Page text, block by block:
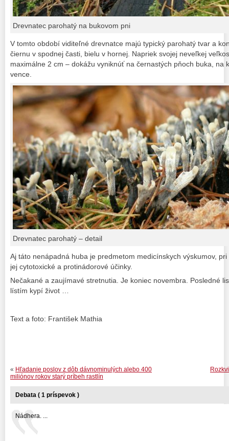
Drevnatec parohatý na bukovom pni
V tomto období viditeľné drevnatce majú typický parohatý tvar a
čiernu v spodnej časti, bielu v hornej. Napriek svojej neveľkej
maximálne 2 cm – dokážu vyniknúť na černastých pňoch buka, na
vence.
Drevnatec parohatý – detail
Aj táto nenápadná huba je predmetom medicínskych výskumov,
jej cytotoxické a protinádorové účinky.
Nečakané a zaujímavé stretnutia. Je koniec novembra. Posledné
lístím kypí život …
Text a foto: František Mathia
« Hľadanie poslov z dôb dávnominulých alebo 400
miliónov rokov starý príbeh rastlín
Debata ( 1 príspevok )
Nádhera. ...